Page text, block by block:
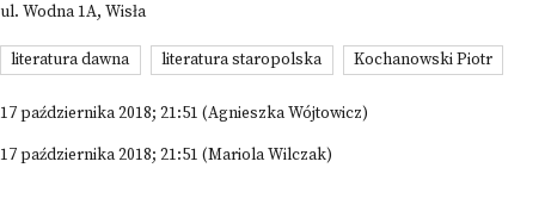
ul. Wodna 1A, Wisła
literatura dawna literatura staropolska Kochanowski Piotr
17 października 2018; 21:51 (Agnieszka Wójtowicz)
17 października 2018; 21:51 (Mariola Wilczak)